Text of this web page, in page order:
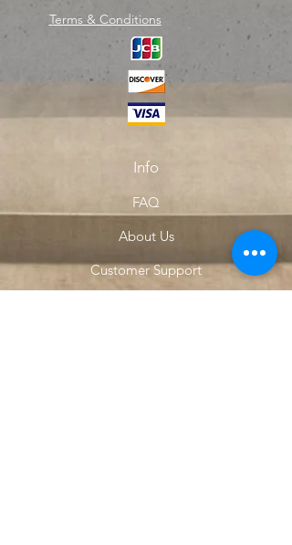
Terms & Conditions
Info
FAQ
About Us
Customer Support